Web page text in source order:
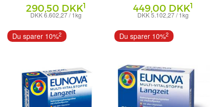
290,50 DKK1
DKK 6.602,27 / 1kg
PHARBIL PHARMA GMBH
449,00 DKK1
DKK 5.102,27 / 1kg
STADA Consumer Health Deutschland
GmbH
Du sparer 10%2 Du sparer 10%2